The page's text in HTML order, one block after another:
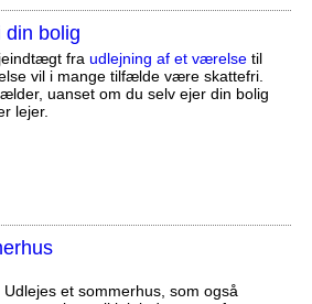
bolig
fra udlejning af et værelsetil
vil i mange tilfælde være skattefri.
uanset om du selv ejer din bolig
lejer.
Udlejes et sommerhus, som også